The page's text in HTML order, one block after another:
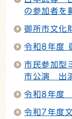
の参加者を
御所市文化
令和8年度
市民参加型
市公演 出
令和8年度
令和7年度